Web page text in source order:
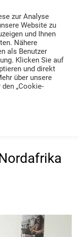
NEWS
zur Analyse
Website zu
und Ihnen
Nähere
als Benutzer
Klicken Sie auf
und direkt
über unsere
„Cookie-